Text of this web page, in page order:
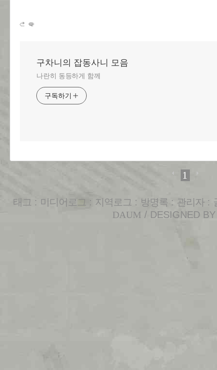
구차니의 잡동사니 모음
나란히 동등하게 함께
구독하기
1
태그 : 미디어로그 : 지역로그 : 방명록 : 관리자:
DAUM / DESIGNED